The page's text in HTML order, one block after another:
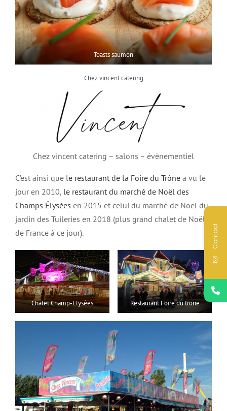
Toasts saumon
Chez vincent catering
Chez vincent catering – salons – évènementiel
C’est ainsi que le restaurant de la Foire du Trône a vu le
jour en 2010, le restaurant du marché de Noël des
Champs Élysées en 2015 et celui du marché de Noël du
jardin des Tuileries en 2018 (plus grand chalet de Noël
de France à ce jour).
Chalet Champ-Elysées Restaurant Foire du trone
Contact